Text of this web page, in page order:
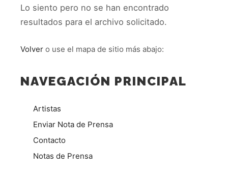
Lo siento pero no se han encontrado
resultados para el archivo solicitado.
Volver o use el mapa de sitio más abajo:
NAVEGACIÓN PRINCIPAL
Artistas
Enviar Nota de Prensa
Contacto
Notas de Prensa